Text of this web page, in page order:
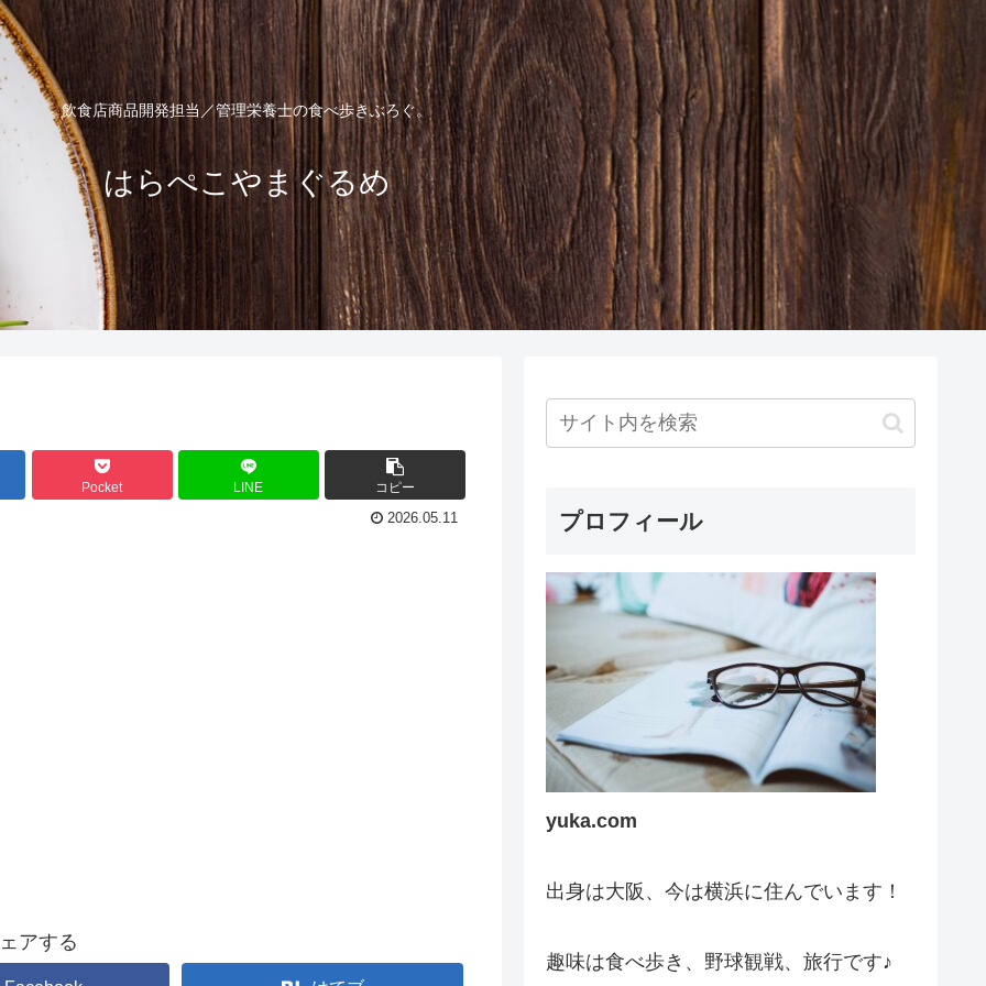
飲食店商品開発担当／管理栄養士の食べ歩きぶろぐ。
はらぺこやまぐるめ
Pocket LINE コピー
2026.05.11
アする
プロフィール
yuka.com
出身は大阪、今は横浜に住んでいます！
趣味は食べ歩き、野球観戦、旅行です♪